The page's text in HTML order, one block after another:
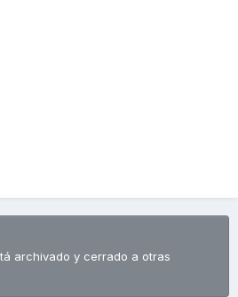
archivado y cerrado a otras